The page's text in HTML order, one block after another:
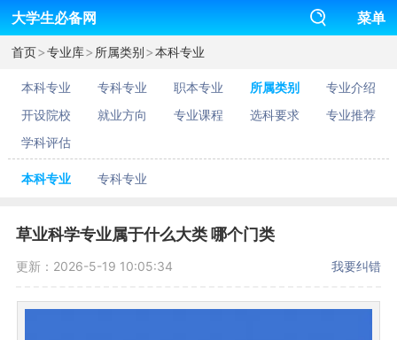
大学生必备网 菜单
首页>专业库>所属类别>本科专业
本科专业 专科专业 职本专业 所属类别
专业介绍
开设院校
就业方向 专业课程 选科要求
专业推荐
学科评估
本科专业 专科专业
草业科学专业属于什么大类 哪个门类
更新：2026-5-19 10:05:34 我要纠错